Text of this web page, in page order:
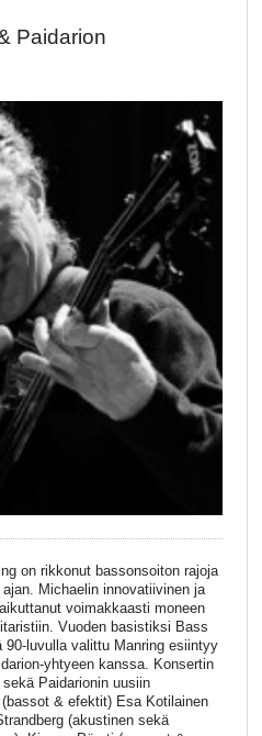
Paidarion
on rikkonut bassonsoiton rajoja
Michaelin innovatiivinen ja
voimakkaasti moneen
Vuoden basistiksi Bass
90-luvulla valittu Manring esiintyy
yhtyeen kanssa. Konsertin
Paidarionin uusiin
& efektit) Esa Kotilainen
(akustinen sekä